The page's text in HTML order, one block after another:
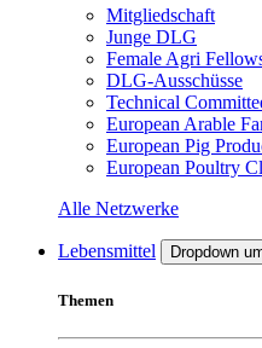
Mitgliedschaft
Junge DLG
Female Agri
DLG-Ausschüsse
Technical
European Arable
European Pig
European Poultry
Alle Netzwerke
Lebensmittel Dropdown
Themen